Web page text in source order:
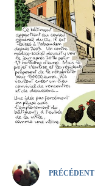
PRÉCÉDENT